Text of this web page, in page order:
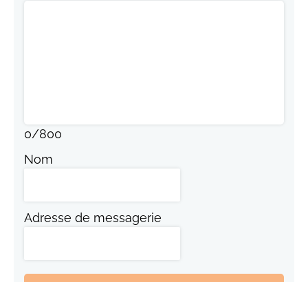
0/800
Nom
Adresse de messagerie